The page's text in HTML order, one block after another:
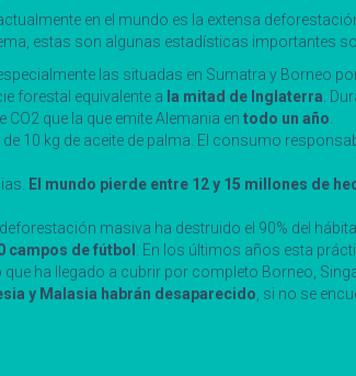
en el mundo es la extensa
estas son algunas estadísticas importantes
las situadas en Sumatra y Borneo
forestal equivalente a la mitad de Inglaterra .
que la que emite Alemania en todo un año
10 kg de aceite de palma. El consumo
El mundo pierde entre 12 y 15 millones de
masiva ha destruido el 90% del
campos de fútbol
. En los últimos años esta
ha llegado a cubrir por completo Borneo,
y Malasia habrán desaparecido , si no se